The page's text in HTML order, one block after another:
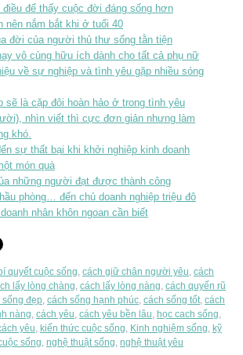
để thấy cuộc đời đáng sống hơn
nên nắm bắt khi ở tuổi 40
đời của người thủ thư sống tằn tiện
vô cùng hữu ích dành cho tất cả phụ nữ
về sự nghiệp và tình yêu gặp nhiều sóng
sẽ là cặp đôi hoàn hảo ở trong tình yêu
nhìn viết thì cực đơn giản nhưng làm
khó.
sự thất bại khi khởi nghiệp kinh doanh
món quà
những người đạt được thành công
phòng… đến chủ doanh nghiệp triệu đô
nhân khôn ngoan cần biết
quyết cuộc sống, cách giữ chân người yêu, cách
lấy lòng chàng, cách lấy lòng nàng, cách quyến rũ
sống đẹp, cách sống hạnh phúc, cách sống tốt, cách
nàng, cách yêu, cách yêu bền lâu, học cach sống,
yêu, kiến thức cuộc sống, Kinh nghiệm sống, kỹ
sống, nghệ thuật sống, nghệ thuật yêu